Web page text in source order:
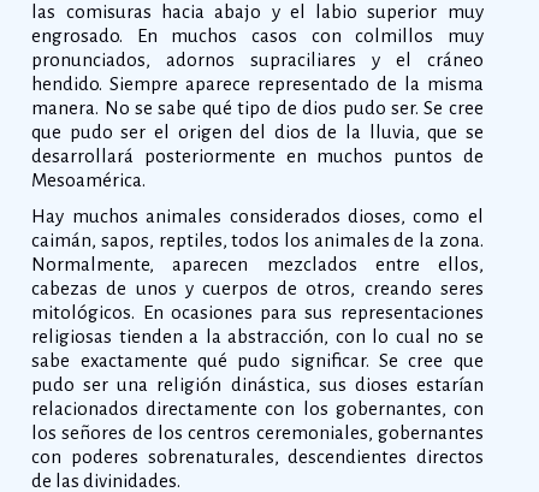
las comisuras hacia abajo y el labio superior muy
engrosado. En muchos casos con colmillos muy
pronunciados, adornos supraciliares y el cráneo
hendido. Siempre aparece representado de la misma
manera. No se sabe qué tipo de dios pudo ser. Se cree
que pudo ser el origen del dios de la lluvia, que se
desarrollará posteriormente en muchos puntos de
Mesoamérica.
Hay muchos animales considerados dioses, como el
caimán, sapos, reptiles, todos los animales de la zona.
Normalmente, aparecen mezclados entre ellos,
cabezas de unos y cuerpos de otros, creando seres
mitológicos. En ocasiones para sus representaciones
religiosas tienden a la abstracción, con lo cual no se
sabe exactamente qué pudo significar. Se cree que
pudo ser una religión dinástica, sus dioses estarían
relacionados directamente con los gobernantes, con
los señores de los centros ceremoniales, gobernantes
con poderes sobrenaturales, descendientes directos
de las divinidades.